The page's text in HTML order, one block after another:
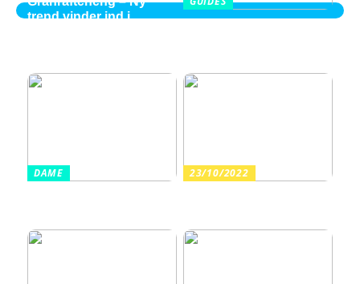
trend vinder ind i
DAME 23/10/2022